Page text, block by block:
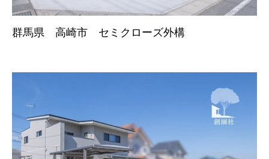
群馬県 高崎市 セミクローズ外構